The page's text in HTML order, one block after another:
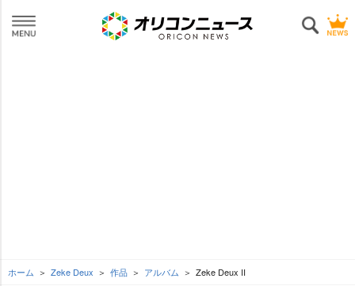
ホーム Zeke Deux 作品 アルバム Zeke Deux II